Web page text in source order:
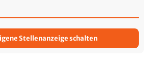
Stellenanzeige schalten